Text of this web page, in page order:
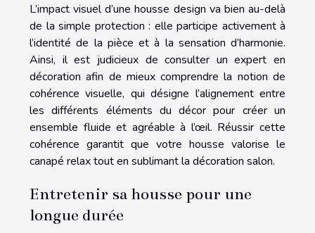
L’impact visuel d’une housse design va bien au-delà
de la simple protection : elle participe activement à
l’identité de la pièce et à la sensation d’harmonie.
Ainsi, il est judicieux de consulter un expert en
décoration afin de mieux comprendre la notion de
cohérence visuelle, qui désigne l’alignement entre
les différents éléments du décor pour créer un
ensemble fluide et agréable à l’œil. Réussir cette
cohérence garantit que votre housse valorise le
canapé relax tout en sublimant la décoration salon.
Entretenir sa housse pour une
longue durée